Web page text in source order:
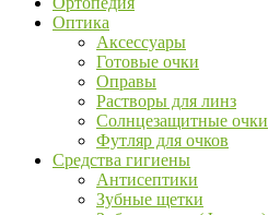
Оптика
Аксессуары
Готовые очки
Оправы
Растворы для линз
Солнцезащитные очки
Футляр для очков
Средства гигиены
Антисептики
Зубные щетки